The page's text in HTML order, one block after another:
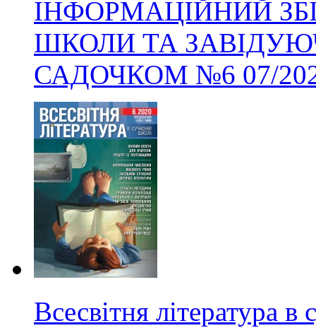
ІНФОРМАЦІЙНИЙ
ШКОЛИ ТА
САДОЧКОМ №6 07/
Всесвітня література в